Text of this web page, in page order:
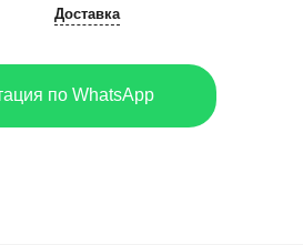
Доставка
по WhatsApp